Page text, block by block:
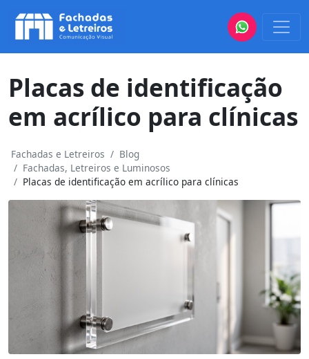
Placas de identificação
em acrílico para clínicas
Fachadas e Letreiros
Blog
Fachadas, Letreiros e Luminosos
Placas de identificação em acrílico para clínicas